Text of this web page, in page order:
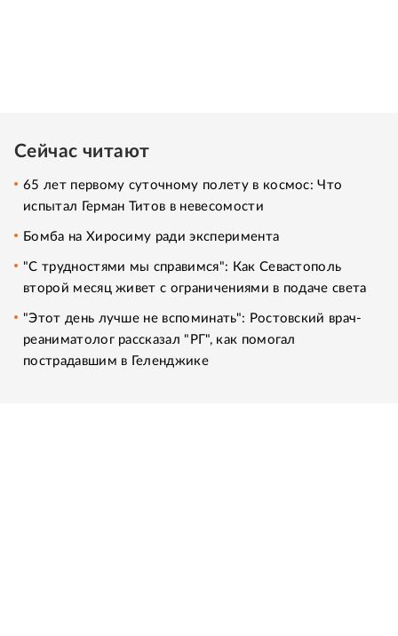
Сейчас читают
65 лет первому суточному полету в космос: Что
испытал Герман Титов в невесомости
Бомба на Хиросиму ради эксперимента
"С трудностями мы справимся": Как Севастополь
второй месяц живет с ограничениями в подаче света
"Этот день лучше не вспоминать": Ростовский врач-
реаниматолог рассказал "РГ", как помогал
пострадавшим в Геленджике